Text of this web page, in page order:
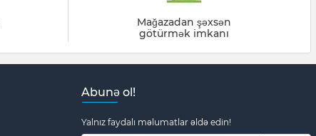
Mağazadan şəxsən
götürmək imkanı
Abunə ol!
Yalnız faydalı məlumatlar əldə edin!